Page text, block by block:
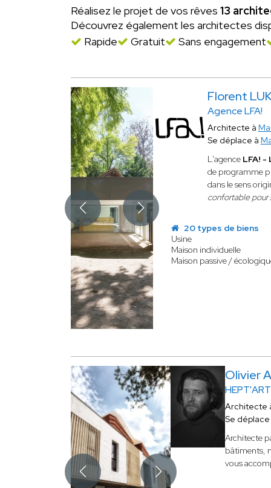
Réalisez le projet de vos rêves 13
Découvrez également les architectes
Rapide
Gratuit Sans engagement
Florent
Agence LFA!
Architecte à
Se déplace à
L'agenceLFA! -
de programme
dans le sens
confortable pour
20 types de biens
Usine
Maison individuelle
Maison passive /
Olivier
Architecte
Se
Architecte
bâtiments,
vous